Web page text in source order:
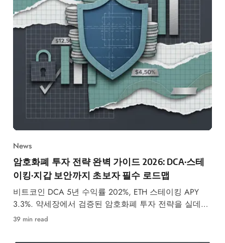
News
암호화폐 투자 전략 완벽 가이드 2026: DCA·스테
이킹·지갑 보안까지 초보자 필수 로드맵
비트코인 DCA 5년 수익률 202%, ETH 스테이킹 APY
3.3%. 약세장에서 검증된 암호화폐 투자 전략을 실데이
터로 분석한 완벽 가이드.
39 min read